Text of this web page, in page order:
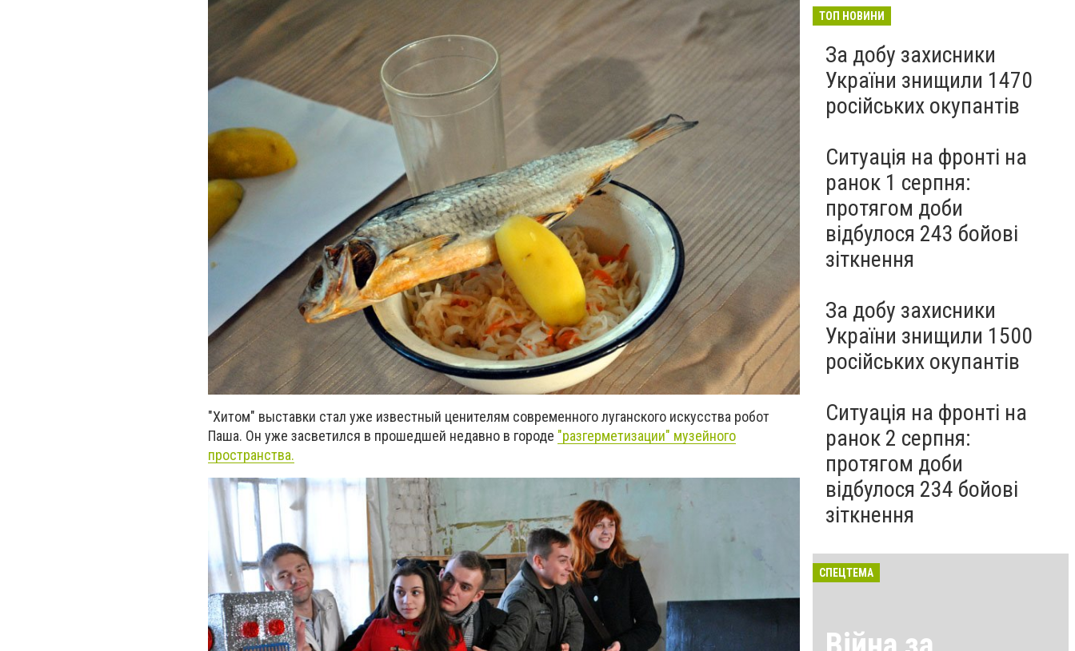
"Хитом" выставки стал уже известный ценителям современного луганского искусства робот
Паша. Он уже засветился в прошедшей недавно в городе "разгерметизации" музейного
пространства.
ТОП НОВИНИ
За добу захисники
України знищили 1470
російських окупантів
Ситуація на фронті на
ранок 1 серпня:
протягом доби
відбулося 243 бойові
зіткнення
За добу захисники
України знищили 1500
російських окупантів
Ситуація на фронті на
ранок 2 серпня:
протягом доби
відбулося 234 бойові
зіткнення
СПЕЦТЕМА